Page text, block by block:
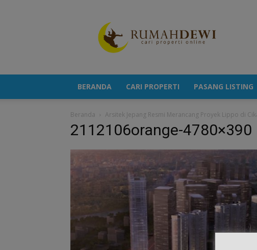
Berita
Properti
Terkini
BERANDA CARI PROPERTI PASANG LISTING
Beranda Arsitek Jepang Resmi Merancang Proyek Lippo di
2112106orange-4780×390